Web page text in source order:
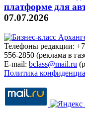
платформе для
07.07.2026
Телефоны редакции:
556-2850 (реклама в
E-mail: bclass@mail.ru
Политика